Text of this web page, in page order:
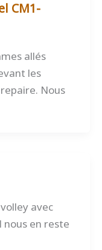
CM1-
allés
les
Nous
avec
nous en reste